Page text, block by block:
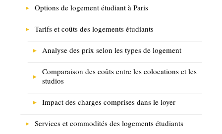
Options de logement étudiant à Paris
Tarifs et coûts des logements étudiants
Analyse des prix selon les types de logement
Comparaison des coûts entre les colocations et les
studios
Impact des charges comprises dans le loyer
Services et commodités des logements étudiants